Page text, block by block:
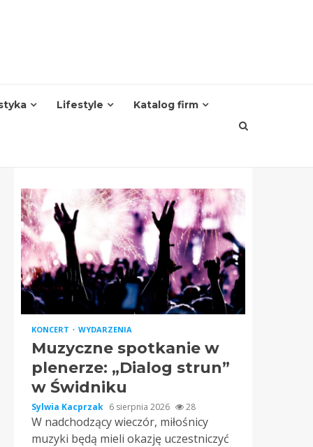
Lifestyle Katalog firm
KONCERT WYDARZENIA
Muzyczne spotkanie w
plenerze: „Dialog strun”
w Świdniku
Sylwia Kacprzak 6 sierpnia 2026 28
W nadchodzący wieczór, miłośnicy
muzyki będą mieli okazję uczestniczyć